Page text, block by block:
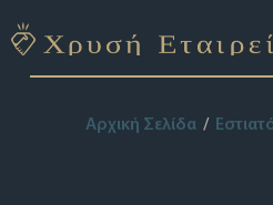
Αρχική Σελίδα